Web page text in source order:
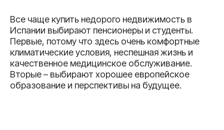
Все чаще купить недорого недвижимость в
Испании выбирают пенсионеры и студенты.
Первые, потому что здесь очень комфортные
климатические условия, неспешная жизнь и
качественное медицинское обслуживание.
Вторые – выбирают хорошее европейское
образование и перспективы на будущее.